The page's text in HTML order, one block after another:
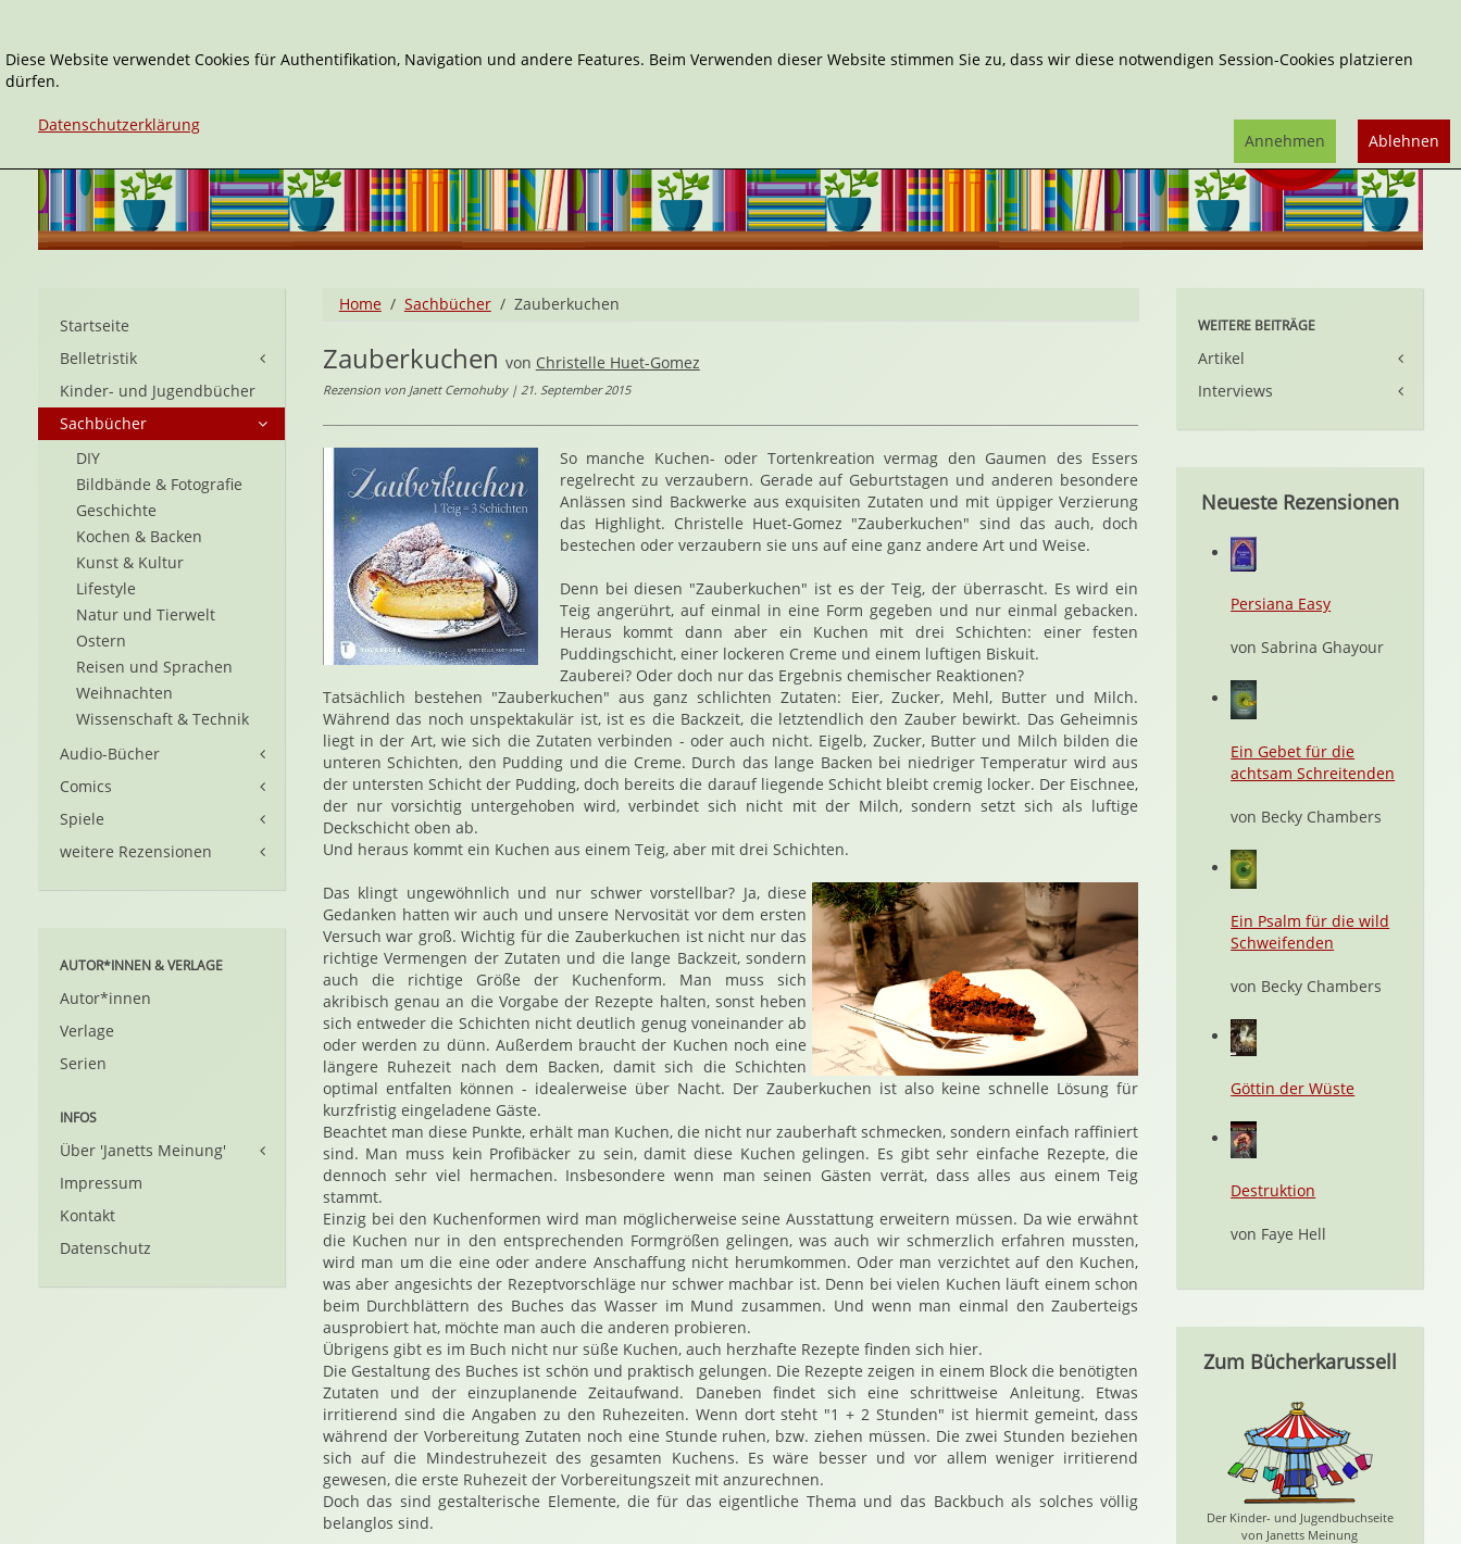
Home Sachbücher Zauberkuchen
Zauberkuchen von Christelle Huet-Gomez
Rezension von Janett Cernohuby | 21. September 2015
So manche Kuchen- oder Tortenkreation vermag den Gaumen des Essers
regelrecht zu verzaubern. Gerade auf Geburtstagen und anderen besondere
Anlässen sind Backwerke aus exquisiten Zutaten und mit üppiger Verzierung
das Highlight. Christelle Huet-Gomez "Zauberkuchen" sind das auch, doch
bestechen oder verzaubern sie uns auf eine ganz andere Art und Weise.
Denn bei diesen "Zauberkuchen" ist es der Teig, der überrascht. Es wird ein
Teig angerührt, auf einmal in eine Form gegeben und nur einmal gebacken.
Heraus kommt dann aber ein Kuchen mit drei Schichten: einer festen
Puddingschicht, einer lockeren Creme und einem luftigen Biskuit.
Zauberei? Oder doch nur das Ergebnis chemischer Reaktionen?
Tatsächlich bestehen "Zauberkuchen" aus ganz schlichten Zutaten: Eier, Zucker, Mehl, Butter und Milch.
Während das noch unspektakulär ist, ist es die Backzeit, die letztendlich den Zauber bewirkt. Das Geheimnis
liegt in der Art, wie sich die Zutaten verbinden - oder auch nicht. Eigelb, Zucker, Butter und Milch bilden die
unteren Schichten, den Pudding und die Creme. Durch das lange Backen bei niedriger Temperatur wird aus
der untersten Schicht der Pudding, doch bereits die darauf liegende Schicht bleibt cremig locker. Der Eischnee,
der nur vorsichtig untergehoben wird, verbindet sich nicht mit der Milch, sondern setzt sich als luftige
Deckschicht oben ab.
Und heraus kommt ein Kuchen aus einem Teig, aber mit drei Schichten.
Das klingt ungewöhnlich und nur schwer vorstellbar? Ja, diese
Gedanken hatten wir auch und unsere Nervosität vor dem ersten
Versuch war groß. Wichtig für die Zauberkuchen ist nicht nur das
richtige Vermengen der Zutaten und die lange Backzeit, sondern
auch die richtige Größe der Kuchenform. Man muss sich
akribisch genau an die Vorgabe der Rezepte halten, sonst heben
sich entweder die Schichten nicht deutlich genug voneinander ab
oder werden zu dünn. Außerdem braucht der Kuchen noch eine
längere Ruhezeit nach dem Backen, damit sich die Schichten
optimal entfalten können - idealerweise über Nacht. Der Zauberkuchen ist also keine schnelle Lösung für
kurzfristig eingeladene Gäste.
Beachtet man diese Punkte, erhält man Kuchen, die nicht nur zauberhaft schmecken, sondern einfach raffiniert
sind. Man muss kein Profibäcker zu sein, damit diese Kuchen gelingen. Es gibt sehr einfache Rezepte, die
dennoch sehr viel hermachen. Insbesondere wenn man seinen Gästen verrät, dass alles aus einem Teig
stammt.
Einzig bei den Kuchenformen wird man möglicherweise seine Ausstattung erweitern müssen. Da wie erwähnt
die Kuchen nur in den entsprechenden Formgrößen gelingen, was auch wir schmerzlich erfahren mussten,
wird man um die eine oder andere Anschaffung nicht herumkommen. Oder man verzichtet auf den Kuchen,
was aber angesichts der Rezeptvorschläge nur schwer machbar ist. Denn bei vielen Kuchen läuft einem schon
beim Durchblättern des Buches das Wasser im Mund zusammen. Und wenn man einmal den Zauberteigs
ausprobiert hat, möchte man auch die anderen probieren.
Übrigens gibt es im Buch nicht nur süße Kuchen, auch herzhafte Rezepte finden sich hier.
Die Gestaltung des Buches ist schön und praktisch gelungen. Die Rezepte zeigen in einem Block die benötigten
Zutaten und der einzuplanende Zeitaufwand. Daneben findet sich eine schrittweise Anleitung. Etwas
irritierend sind die Angaben zu den Ruhezeiten. Wenn dort steht "1 + 2 Stunden" ist hiermit gemeint, dass
während der Vorbereitung Zutaten noch eine Stunde ruhen, bzw. ziehen müssen. Die zwei Stunden beziehen
sich auf die Mindestruhezeit des gesamten Kuchens. Es wäre besser und vor allem weniger irritierend
gewesen, die erste Ruhezeit der Vorbereitungszeit mit anzurechnen.
Doch das sind gestalterische Elemente, die für das eigentliche Thema und das Backbuch als solches völlig
belanglos sind.
Startseite
Belletristik
Kinder- und Jugendbücher
Sachbücher
DIY
Bildbände & Fotografie
Geschichte
Kochen & Backen
Kunst & Kultur
Lifestyle
Natur und Tierwelt
Ostern
Reisen und Sprachen
Weihnachten
Wissenschaft & Technik
Audio-Bücher
Comics
Spiele
weitere Rezensionen
AUTOR*INNEN & VERLAGE
Autor*innen
Verlage
Serien
INFOS
Über 'Janetts Meinung'
Impressum
Kontakt
Datenschutz
WEITERE BEITRÄGE
Artikel
Interviews
Neueste Rezensionen
Persiana Easy
von Sabrina Ghayour
Ein Gebet für die
achtsam Schreitenden
von Becky Chambers
Ein Psalm für die wild
Schweifenden
von Becky Chambers
Göttin der Wüste
Destruktion
von Faye Hell
Zum Bücherkarussell
Der Kinder- und Jugendbuchseite
von Janetts Meinung
Diese Website verwendet Cookies für Authentifikation, Navigation und andere Features. Beim Verwenden dieser Website stimmen Sie zu, dass wir diese notwendigen Session-Cookies platzieren
dürfen.
Datenschutzerklärung
Ablehnen
Annehmen